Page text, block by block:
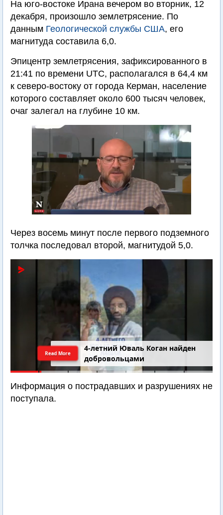
На юго-востоке Ирана вечером во вторник, 12
декабря, произошло землетрясение. По
данным Геологической службы США, его
магнитуда составила 6,0.
Эпицентр землетрясения, зафиксированного в
21:41 по времени UTC, располагался в 64,4 км
к северо-востоку от города Керман, население
которого составляет около 600 тысяч человек,
очаг залегал на глубине 10 км.
Через восемь минут после первого подземного
толчка последовал второй, магнитудой 5,0.
4-летний Юваль Коган найден
добровольцами
Read More
Информация о пострадавших и разрушениях не
поступала.